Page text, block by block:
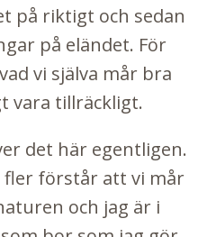
på riktigt och sedan
på eländet. För
vi själva mår bra
vara tillräckligt.
det här egentligen.
förstår att vi mår
och jag är i